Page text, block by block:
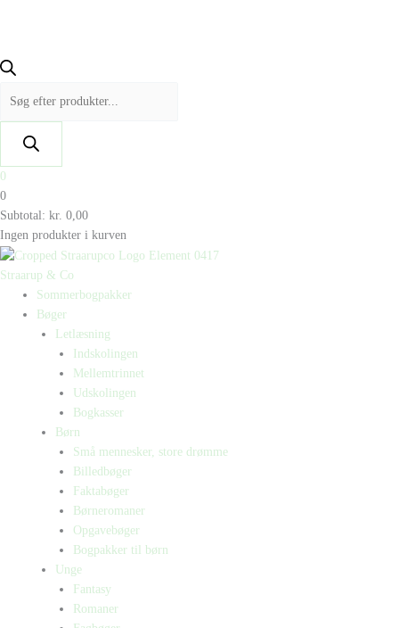
0
0
Subtotal: kr. 0,00
Ingen produkter i kurven
Straarup & Co
Sommerbogpakker
Bøger
Letlæsning
Indskolingen
Mellemtrinnet
Udskolingen
Bogkasser
Børn
Små mennesker, store drømme
Billedbøger
Faktabøger
Børneromaner
Opgavebøger
Bogpakker til børn
Unge
Fantasy
Romaner